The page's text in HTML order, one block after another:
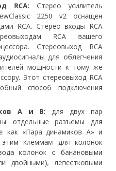
RCA: Стерео усилитель
2250 v2 оснащен
RCA. Стерео входы RCA
RCA вашего
Стереовыход RCA
для облегчения
мощности к тому же
Этот стереовыход RCA
способ подключения
A и B: для двух пар
отдельные разъемы для
как «Пара динамиков A» и
клеммам для колонок
колонок с банановыми
двойными), лепестковыми